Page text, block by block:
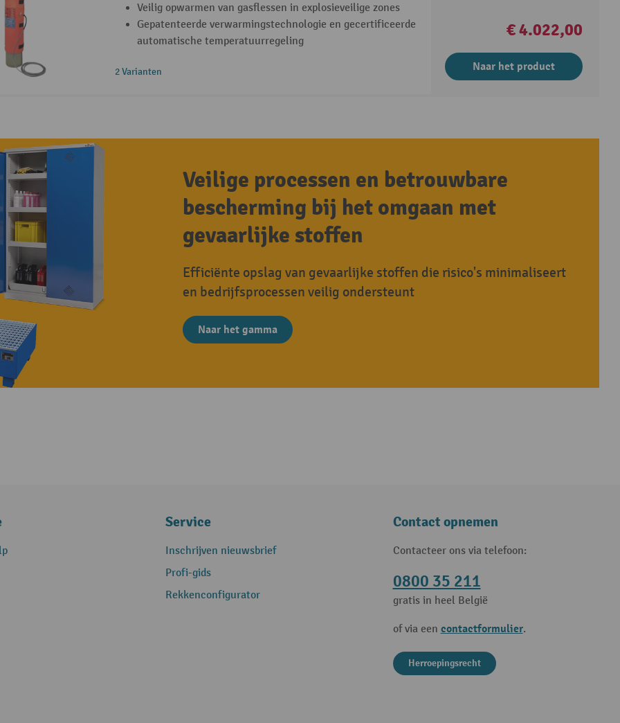
Veilig opwarmen van gasflessen in explosieveilige zones
Gepatenteerde verwarmingstechnologie en gecertificeerde
automatische temperatuurregeling
2 Varianten
€ 4.022,00
Naar het product
Veilige processen en betrouwbare
bescherming bij het omgaan met
gevaarlijke stoffen
Efficiënte opslag van gevaarlijke stoffen die risico's minimaliseert
en bedrijfsprocessen veilig ondersteunt
Naar het gamma
Service
Inschrijven nieuwsbrief
Profi-gids
Rekkenconfigurator
Contact opnemen
Contacteer ons via telefoon:
0800 35 211
gratis in heel België
of via een contactformulier.
Herroepingsrecht